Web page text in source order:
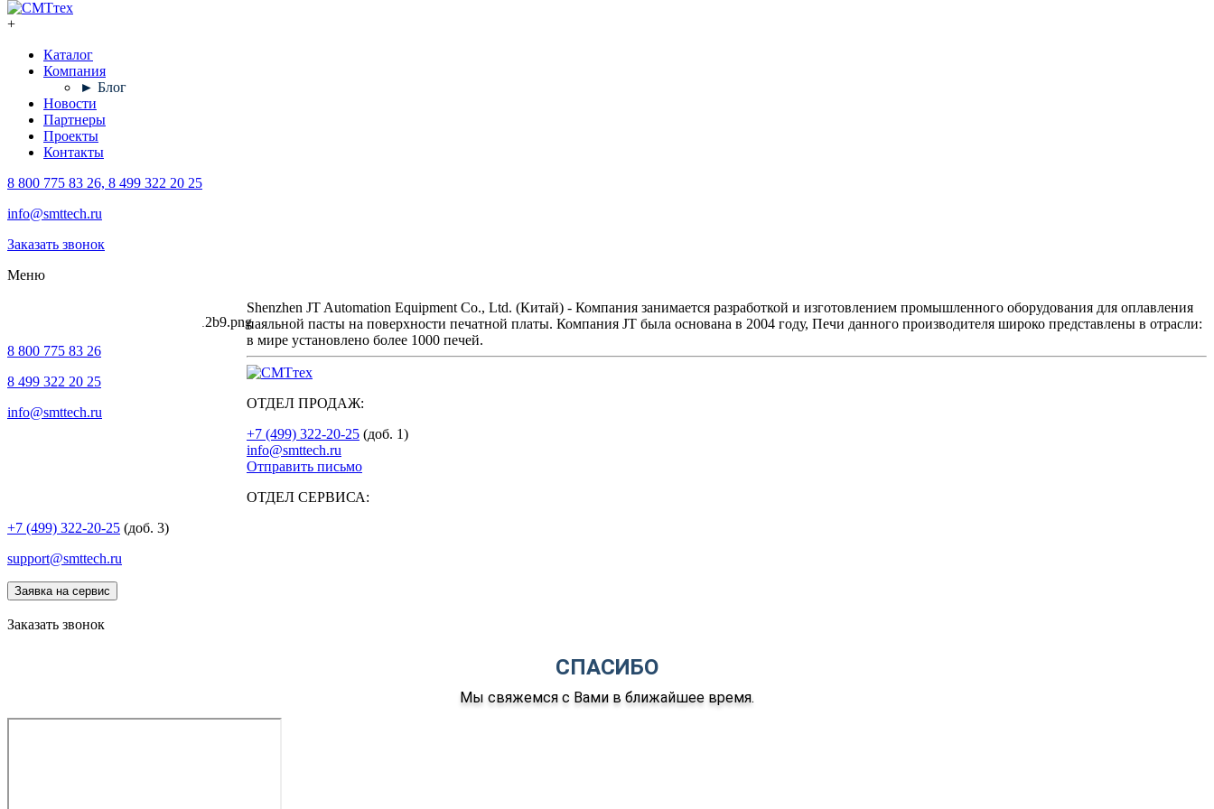
+
Каталог
Компания
► Блог
Новости
Партнеры
Проекты
Контакты
8 800 775 83 26, 8 499 322 20 25
info@smttech.ru
Заказать звонок
Меню
8 800 775 83 26
8 499 322 20 25
info@smttech.ru
JT
Shenzhen JT Automation Equipment Co., Ltd. (Китай) - Компания занимается разработкой и изготовлением промышленного оборудования для оплавления
паяльной пасты на поверхности печатной платы. Компания JT была основана в 2004 году, Печи данного производителя широко представлены в отрасли:
в мире установлено более 1000 печей.
ОТДЕЛ ПРОДАЖ:
+7 (499) 322-20-25 (доб. 1)
info@smttech.ru
Отправить письмо
ОТДЕЛ СЕРВИСА:
+7 (499) 322-20-25 (доб. 3)
support@smttech.ru
Заявка на сервис
Заказать звонок
СПАСИБО
Мы свяжемся с Вами в ближайшее время.